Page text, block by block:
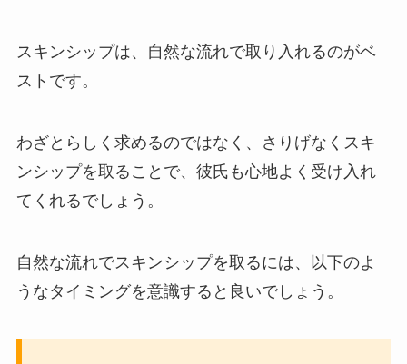
スキンシップは、自然な流れで取り入れるのがベ
ストです。
わざとらしく求めるのではなく、さりげなくスキ
ンシップを取ることで、彼氏も心地よく受け入れ
てくれるでしょう。
自然な流れでスキンシップを取るには、以下のよ
うなタイミングを意識すると良いでしょう。